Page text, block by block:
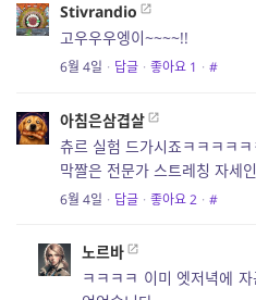
Stivrandio
고우우우엥이~~~~!!
6월 4일 · 답글 · 좋아요 1 · #
아침은삼겹살
츄르 실험 드가시죠ㅋㅋㅋㅋㅋ
막짤은 전문가 스트레칭 자세
6월 4일 · 답글 · 좋아요2 · #
노르바
ㅋㅋㅋㅋ 이미 엣저녁에